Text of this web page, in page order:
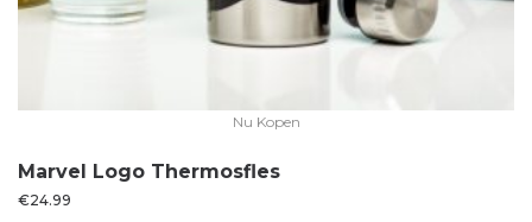
Nu Kopen
Marvel Logo Thermosfles
€24.99